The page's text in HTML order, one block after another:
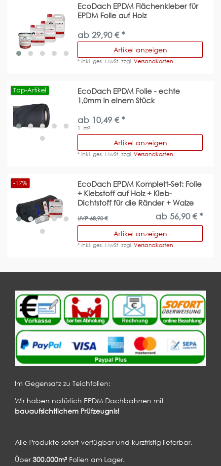
EcoDach EPDM Flächenkleber für
EPDM Folie auf Holz
ab 29,90 € *
Artikel anzeigen
*inkl. ges. MwSt.zzgl.Versandkosten
Top-Artikel
EcoDach EPDM Folie - echte
1,0mm in einem Stück
ab 10,49 € *
1 m²
Artikel anzeigen
*inkl. ges. MwSt.zzgl.Versandkosten
-17%
EcoDach EPDM Komplett-Set: Folie
+ Klebstoff auf Holz + Kleb-
Dichtstoff für die Ränder + Walze
UVP 68,90 € ab 56,90 € *
Artikel anzeigen
*inkl. ges. MwSt.zzgl.Versandkosten
Im Gegensatz zu Teichfolien:
Wir haben natürlich EPDM Dachbahnen mit
bauaufsichtlichem Prüfzeugnis!
Alle Produkte sofort verfügbar und kurzfristig lieferbar.
Über300.000m² Folien am Lager.